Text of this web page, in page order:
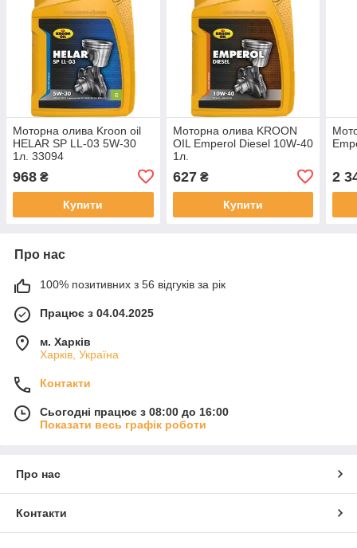
Моторна олива Kroon oil
HELAR SP LL-03 5W-30
1л. 33094
968 ₴
Купити
Моторна олива KROON
OIL Emperol Diesel 10W-40
1л.
627₴
Купити
2
Про нас
100% позитивних з 56 відгуків за рік
Працює з 04.04.2025
м. Харків
Харків, Україна
Контакти
Сьогодні працює з 08:00 до 16:00
Показати весь графік роботи
Про нас
Контакти